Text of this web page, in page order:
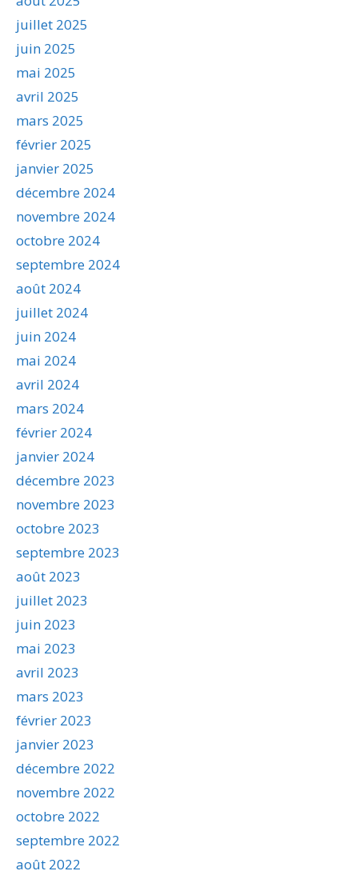
juillet 2025
juin 2025
mai 2025
avril 2025
mars 2025
février 2025
janvier 2025
décembre 2024
novembre 2024
octobre 2024
septembre 2024
août 2024
juillet 2024
juin 2024
mai 2024
avril 2024
mars 2024
février 2024
janvier 2024
décembre 2023
novembre 2023
octobre 2023
septembre 2023
août 2023
juillet 2023
juin 2023
mai 2023
avril 2023
mars 2023
février 2023
janvier 2023
décembre 2022
novembre 2022
octobre 2022
septembre 2022
août 2022